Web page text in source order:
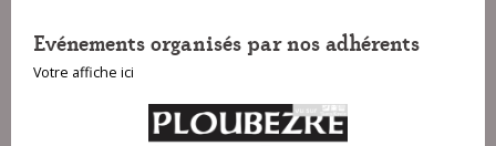
Evénements organisés par nos adhérents
Votre affiche ici